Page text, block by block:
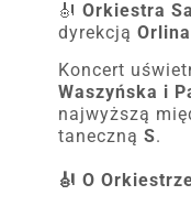
🎻Orkiestra
dyrekcją
Koncert
Waszyńska i
najwyższą
tanecznąS.
🎻 O